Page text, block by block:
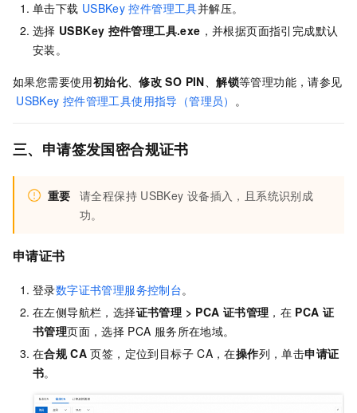
单击下载 USBKey 控件管理工具并解压。
选择 USBKey 控件管理工具.exe ，并根据页面指引完成默认
安装。
如果您需要使用初始化、修改 SO PIN 、解锁等管理功能，请参见
USBKey 控件管理工具使用指导（管理员） 。
三、申请签发国密合规证书
重要 请全程保持 USBKey 设备插入，且系统识别成
功。
申请证书
登录数字证书管理服务控制台。
在左侧导航栏，选择证书管理 > PCA 证书管理 ，在 PCA 证
书管理页面，选择 PCA 服务所在地域。
在合规 CA 页签，定位到目标子 CA，在操作列，单击申请证
书。